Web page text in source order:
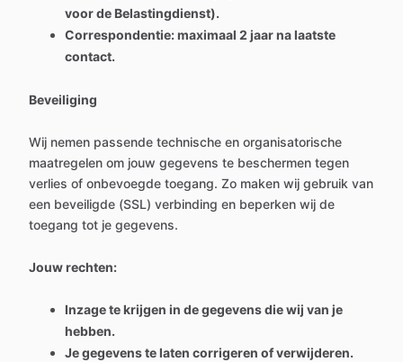
voor de Belastingdienst).
Correspondentie: maximaal 2 jaar na laatste
contact.
Beveiliging
Wij nemen passende technische en organisatorische
maatregelen om jouw gegevens te beschermen tegen
verlies of onbevoegde toegang. Zo maken wij gebruik van
een beveiligde (SSL) verbinding en beperken wij de
toegang tot je gegevens.
Jouw rechten:
Inzage te krijgen in de gegevens die wij van je
hebben.
Je gegevens te laten corrigeren of verwijderen.